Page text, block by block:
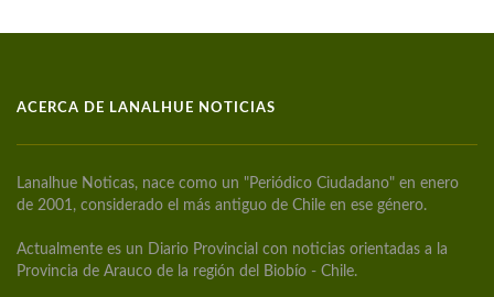
ACERCA DE LANALHUE NOTICIAS
Lanalhue Noticas, nace como un "Periódico Ciudadano" en enero
de 2001, considerado el más antiguo de Chile en ese género.
Actualmente es un Diario Provincial con noticias orientadas a la
Provincia de Arauco de la región del Biobío - Chile.